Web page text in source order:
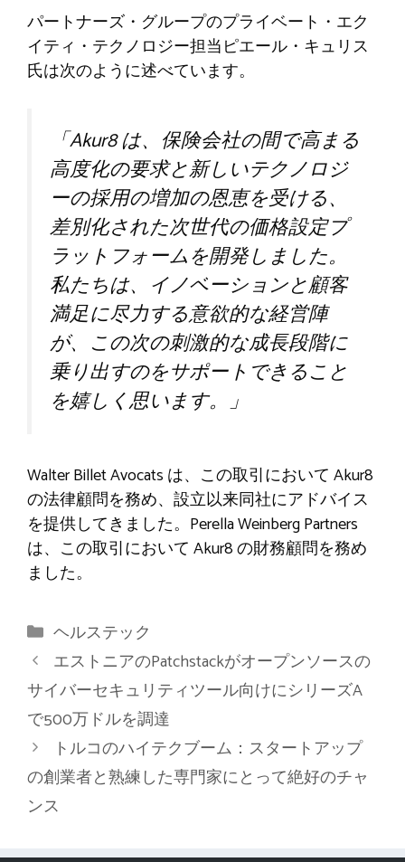
パートナーズ・グループのプライベート・エク
イティ・テクノロジー担当ピエール・キュリス
氏は次のように述べています。
「Akur8 は、保険会社の間で高まる
高度化の要求と新しいテクノロジ
ーの採用の増加の恩恵を受ける、
差別化された次世代の価格設定プ
ラットフォームを開発しました。
私たちは、イノベーションと顧客
満足に尽力する意欲的な経営陣
が、この次の刺激的な成長段階に
乗り出すのをサポートできること
を嬉しく思います。」
Walter Billet Avocats は、この取引において Akur8
の法律顧問を務め、設立以来同社にアドバイス
を提供してきました。Perella Weinberg Partners
は、この取引において Akur8 の財務顧問を務め
ました。
カ
テ
ゴ
リ
ー
ヘルステック
エストニアのPatchstackがオープンソースの
サイバーセキュリティツール向けにシリーズA
で500万ドルを調達
トルコのハイテクブーム：スタートアップ
の創業者と熟練した専門家にとって絶好のチャ
ンス